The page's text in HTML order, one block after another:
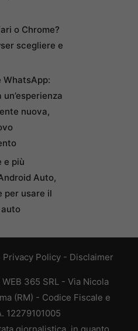
o Chrome?
scegliere e
WhatsApp:
nuova,
e più
Auto,
per usare il
Privacy Policy - Disclaimer
365 SRL - Via Nicola
(RM) - Codice Fiscale e
12279101005
giornalistica, in quanto